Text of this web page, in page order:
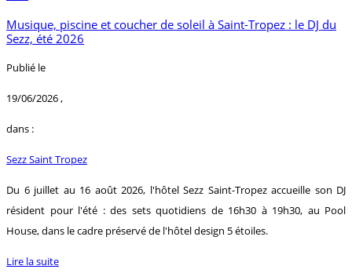
Musique, piscine et coucher de soleil à Saint-Tropez : le DJ du
Sezz, été 2026
Publié le
19/06/2026,
dans :
Sezz Saint Tropez
Du 6 juillet au 16 août 2026, l'hôtel Sezz Saint-Tropez accueille son DJ
résident pour l'été : des sets quotidiens de 16h30 à 19h30, au Pool
House, dans le cadre préservé de l'hôtel design 5 étoiles.
Lire la suite